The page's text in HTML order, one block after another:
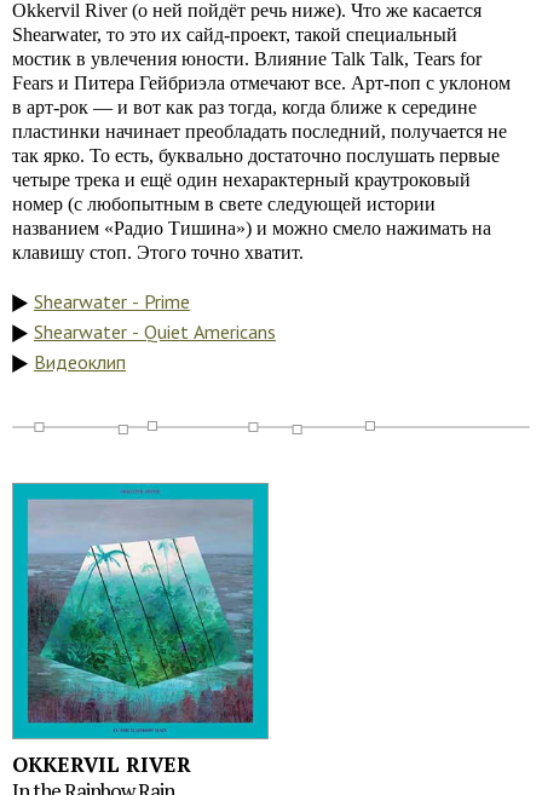
Okkervil River (о ней пойдёт речь ниже). Что же касается
Shearwater, то это их сайд-проект, такой специальный
мостик в увлечения юности. Влияние Talk Talk, Tears for
Fears и Питера Гейбриэла отмечают все. Арт-поп с уклоном
в арт-рок — и вот как раз тогда, когда ближе к середине
пластинки начинает преобладать последний, получается не
так ярко. То есть, буквально достаточно послушать первые
четыре трека и ещё один нехарактерный краутроковый
номер (с любопытным в свете следующей истории
названием «Радио Тишина») и можно смело нажимать на
клавишу стоп. Этого точно хватит.
Shearwater - Prime
Shearwater - Quiet Americans
Видеоклип
OKKERVIL RIVER